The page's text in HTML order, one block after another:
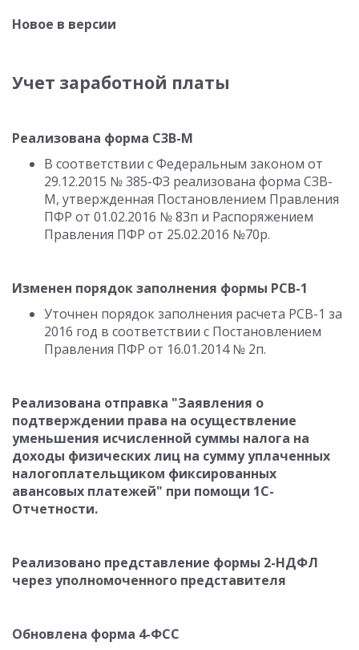
Новое в версии
Учет заработной платы
Реализована форма С3В-М
В соответствии с Федеральным законом от
29.12.2015 № 385-ФЗ реализована форма СЗВ-
М, утвержденная Постановлением Правления
ПФР от 01.02.2016 № 83п и Распоряжением
Правления ПФР от 25.02.2016 №70р.
Изменен порядок заполнения формы РСВ-1
Уточнен порядок заполнения расчета РСВ-1 за
2016 год в соответствии с Постановлением
Правления ПФР от 16.01.2014 № 2п.
Реализована отправка "Заявления о
подтверждении права на осуществление
уменьшения исчисленной суммы налога на
доходы физических лиц на сумму уплаченных
налогоплательщиком фиксированных
авансовых платежей" при помощи 1С-
Отчетности.
Реализовано представление формы 2-НДФЛ
через уполномоченного представителя
Обновлена форма 4-ФСС